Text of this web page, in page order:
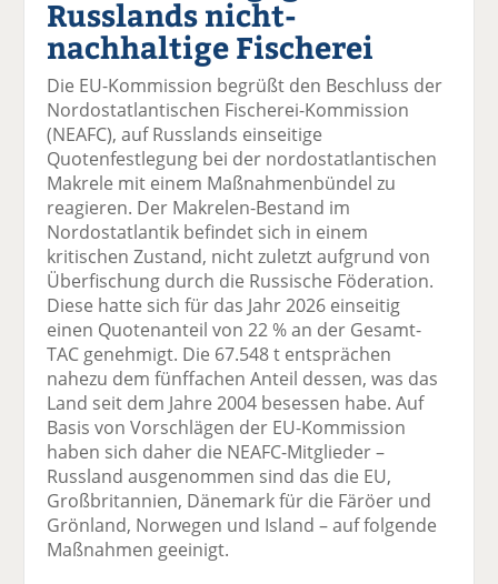
uf
F
ac
b
o
o
k
te
il
e
n
t
wi
tt
er
Li
n
e
di
il
e
n
E
m
l
n
d
n
ck
Russlands nicht-
nachhaltige Fischerei
Die EU-Kommission begrüßt den Beschluss der
Nordostatlantischen Fischerei-Kommission
(NEAFC), auf Russlands einseitige
Quotenfestlegung bei der nordostatlantischen
Makrele mit einem Maßnahmenbündel zu
reagieren. Der Makrelen-Bestand im
Nordostatlantik befindet sich in einem
kritischen Zustand, nicht zuletzt aufgrund von
Überfischung durch die Russische Föderation.
Diese hatte sich für das Jahr 2026 einseitig
einen Quotenanteil von 22 % an der Gesamt-
TAC genehmigt. Die 67.548 t entsprächen
nahezu dem fünffachen Anteil dessen, was das
Land seit dem Jahre 2004 besessen habe. Auf
Basis von Vorschlägen der EU-Kommission
haben sich daher die NEAFC-Mitglieder –
Russland ausgenommen sind das die EU,
Großbritannien, Dänemark für die Färöer und
Grönland, Norwegen und Island – auf folgende
Maßnahmen geeinigt.